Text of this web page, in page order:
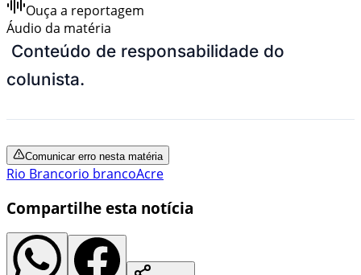
Ouça a reportagem
Áudio da matéria
Conteúdo de responsabilidade do
colunista.
Comunicar erro nesta matéria
Rio Brancorio brancoAcre
Compartilhe esta notícia